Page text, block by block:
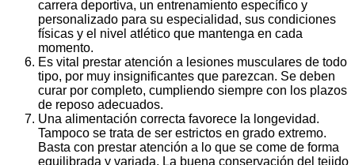
carrera deportiva, un entrenamiento específico y
personalizado para su especialidad, sus condiciones
físicas y el nivel atlético que mantenga en cada
momento.
Es vital prestar atención a lesiones musculares de todo
tipo, por muy insignificantes que parezcan. Se deben
curar por completo, cumpliendo siempre con los plazos
de reposo adecuados.
Una alimentación correcta favorece la longevidad.
Tampoco se trata de ser estrictos en grado extremo.
Basta con prestar atención a lo que se come de forma
equilibrada y variada. La buena conservación del tejido